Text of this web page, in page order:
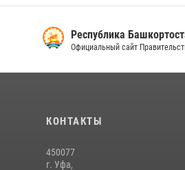
Республика
Официальный сайт
КОНТАКТЫ
450077
г. Уфа,